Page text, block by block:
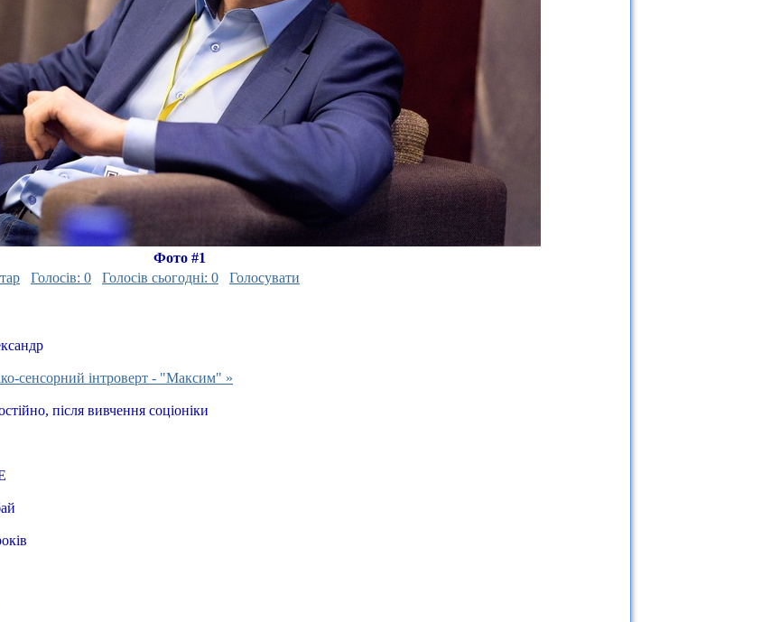
Фото #1
Голосів: 0 Голосів сьогодні: 0 Голосувати
сенсорний інтроверт - "Максим" »
після вивчення соціоніки